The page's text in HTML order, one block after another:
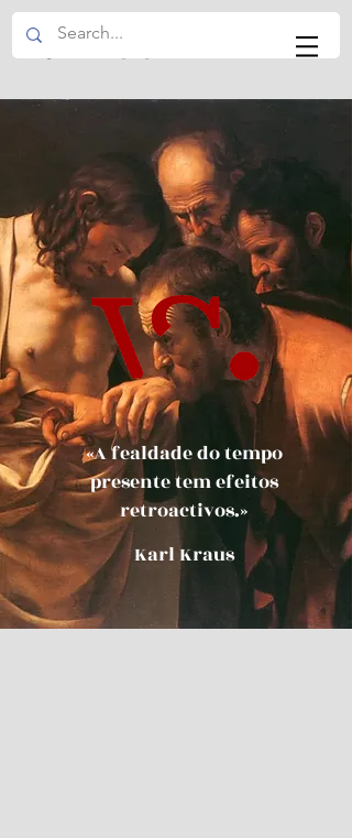
VS EDITOR
«A fealdade do tempo
presente tem efeitos
retroactivos.»
Karl Kraus